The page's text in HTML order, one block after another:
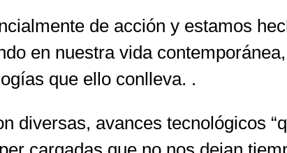
de acción y estamos
en nuestra vida
que ello conlleva. .
diversas, avances tecnológicos